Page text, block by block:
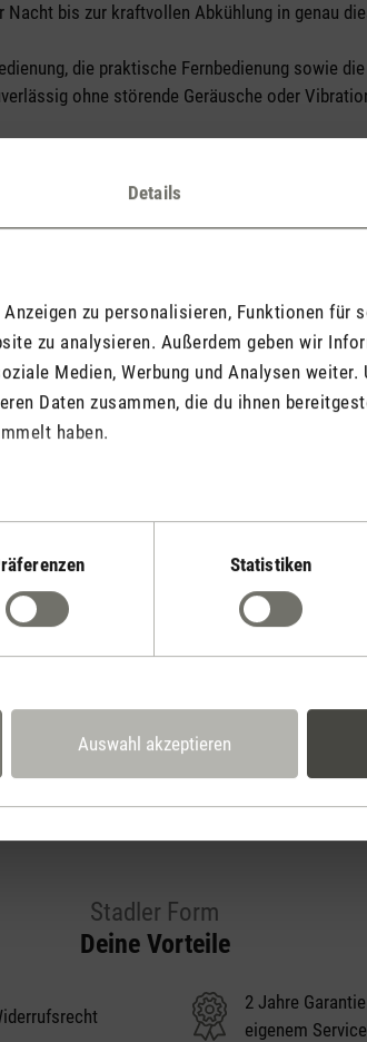
Details
zu personalisieren, Funktionen für
zu analysieren. Außerdem geben wir
Medien, Werbung und Analysen
Daten zusammen, die du ihnen
haben.
Statistiken
Auswahl akzeptieren
bis zur kraftvollen Abkühlung in genau
die praktische Fernbedienung sowie
ohne störende Geräusche oder
wird hier definitiv fündig. Ich bin rundum
bietet mehr als erwartet
Leisten). Diskret und doch ein
Einfach in der Bedienung. Fernbedienung
n.m.E. sehr gut. Bin rundum
an Optik, Effizienz, einfache Bedienung und
Stadler Form
Deine Vorteile
2 Jahre
eigenem